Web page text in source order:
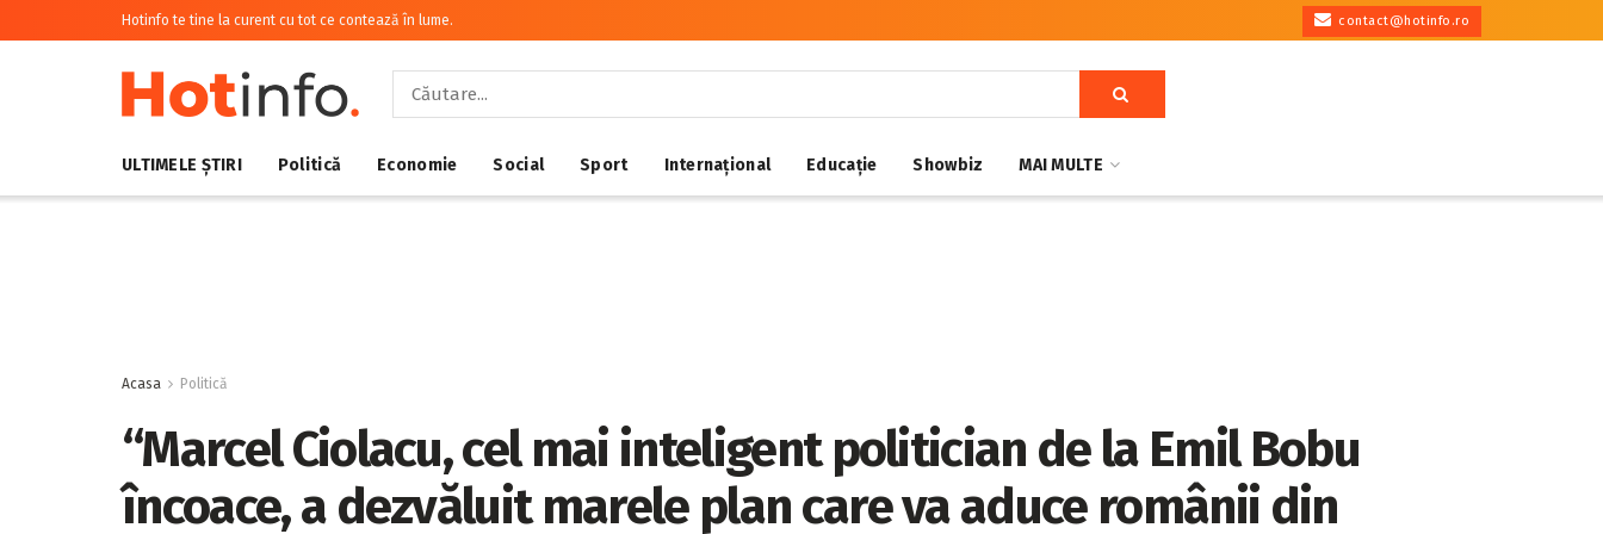
Hotinfo te tine la curent cu tot ce contează în lume. contact@hotinfo.ro
ULTIMELE ȘTIRI Politică Economie Social Sport Internațional Educație Showbiz MAI MULTE
Acasa Politică
“Marcel Ciolacu, cel mai inteligent politician de la Emil Bobu
încoace, a dezvăluit marele plan care va aduce românii din